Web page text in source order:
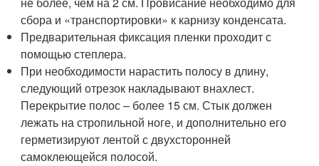
сбора и «транспортировки» к карнизу конденсата.
Предварительная фиксация пленки проходит с
помощью степлера.
При необходимости нарастить полосу в длину,
следующий отрезок накладывают внахлест.
Перекрытие полос – более 15 см. Стык должен
лежать на стропильной ноге, и дополнительно его
герметизируют лентой с двухсторонней
самоклеющейся полосой.